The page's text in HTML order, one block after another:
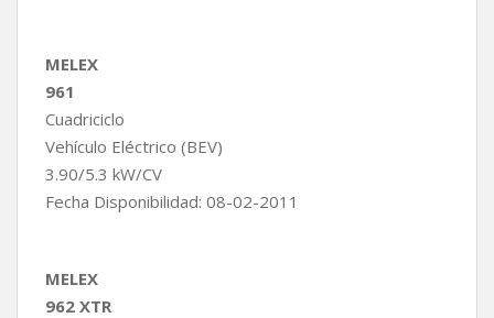
MELEX
961
Cuadriciclo
Vehículo Eléctrico (BEV)
3.90/5.3 kW/CV
Fecha Disponibilidad: 08-02-2011
MELEX
962 XTR